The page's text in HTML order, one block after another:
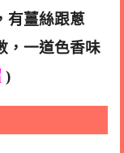
有薑絲跟蔥
，一道色香味
)